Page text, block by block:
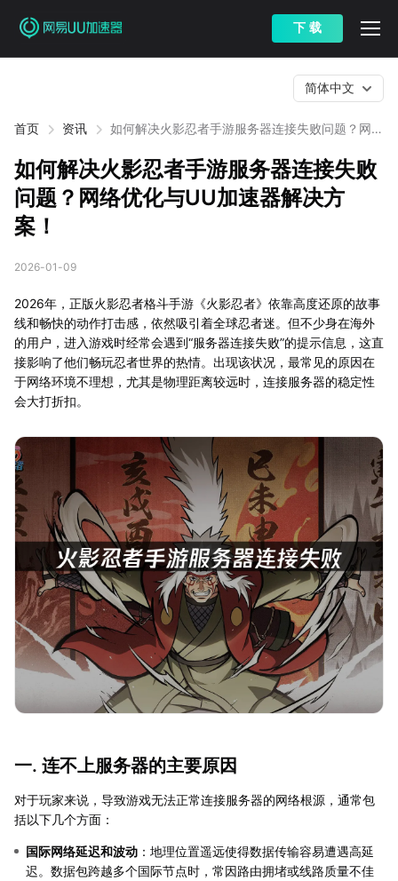
下 载
首页 资讯
如何解决火影忍者手游服务器连接失败问题？网络
简体中文
如何解决火影忍者手游服务器连接失败
问题？网络优化与UU加速器解决方
案！
2026-01-09
2026年，正版火影忍者格斗手游《火影忍者》依靠高度还原的故事
线和畅快的动作打击感，依然吸引着全球忍者迷。但不少身在海外
的用户，进入游戏时经常会遇到“服务器连接失败”的提示信息，这直
接影响了他们畅玩忍者世界的热情。出现该状况，最常见的原因在
于网络环境不理想，尤其是物理距离较远时，连接服务器的稳定性
会大打折扣。
一. 连不上服务器的主要原因
对于玩家来说，导致游戏无法正常连接服务器的网络根源，通常包
括以下几个方面：
国际网络延迟和波动 ：地理位置遥远使得数据传输容易遭遇高延
迟。数据包跨越多个国际节点时，常因路由拥堵或线路质量不佳